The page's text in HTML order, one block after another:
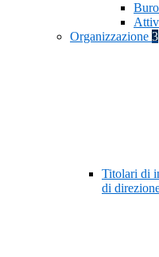
Organizzazione 3
Titolari di
di